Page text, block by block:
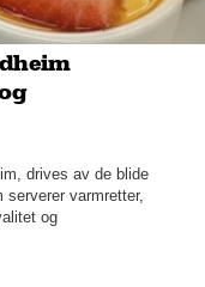
drives av de blide
varmretter,
og